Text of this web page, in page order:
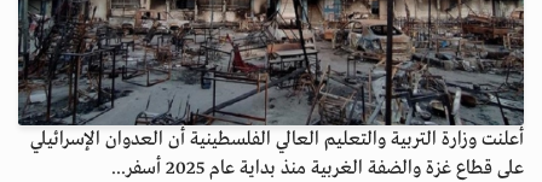
أعلنت وزارة التربية والتعليم العالي الفلسطينية أن العدوان الإسرائيلي
على قطاع غزة والضفة الغربية منذ بداية عام 2025 أسفر...